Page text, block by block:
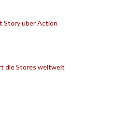
Story über Action
die Stores weltweit